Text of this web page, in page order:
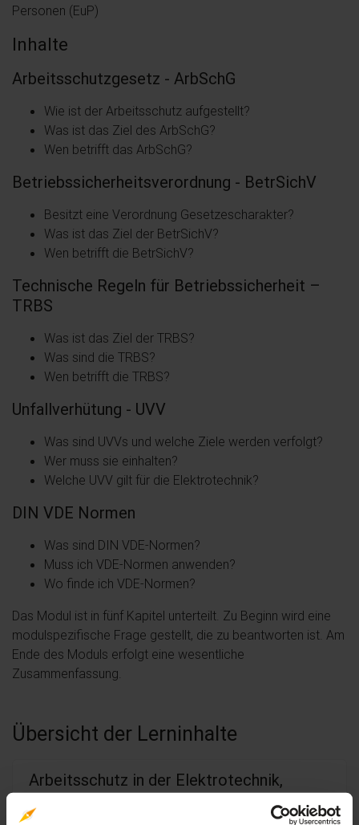
Personen (EuP)
Inhalte
Arbeitsschutzgesetz - ArbSchG
Wie ist der Arbeitsschutz aufgestellt?
Was ist das Ziel des ArbSchG?
Wen betrifft das ArbSchG?
Betriebssicherheitsverordnung - BetrSichV
Besitzt eine Verordnung Gesetzescharakter?
Was ist das Ziel der BetrSichV?
Wen betrifft die BetrSichV?
Technische Regeln für Betriebssicherheit –
TRBS
Was ist das Ziel der TRBS?
Was sind die TRBS?
Wen betrifft die TRBS?
Unfallverhütung - UVV
Was sind UVVs und welche Ziele werden verfolgt?
Wer muss sie einhalten?
Welche UVV gilt für die Elektrotechnik?
DIN VDE Normen
Was sind DIN VDE-Normen?
Muss ich VDE-Normen anwenden?
Wo finde ich VDE-Normen?
Das Modul ist in fünf Kapitel unterteilt. Zu Beginn wird eine
modulspezifische Frage gestellt, die zu beantworten ist. Am
Ende des Moduls erfolgt eine wesentliche
Zusammenfassung.
Übersicht der Lerninhalte
Arbeitsschutz in der Elektrotechnik,
rechtliche Grundlagen